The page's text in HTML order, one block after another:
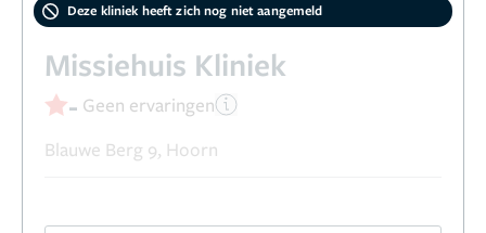
Deze kliniek heeft zich nog niet aangemeld
Missiehuis Kliniek
- Geen ervaringen
Blauwe Berg 9, Hoorn